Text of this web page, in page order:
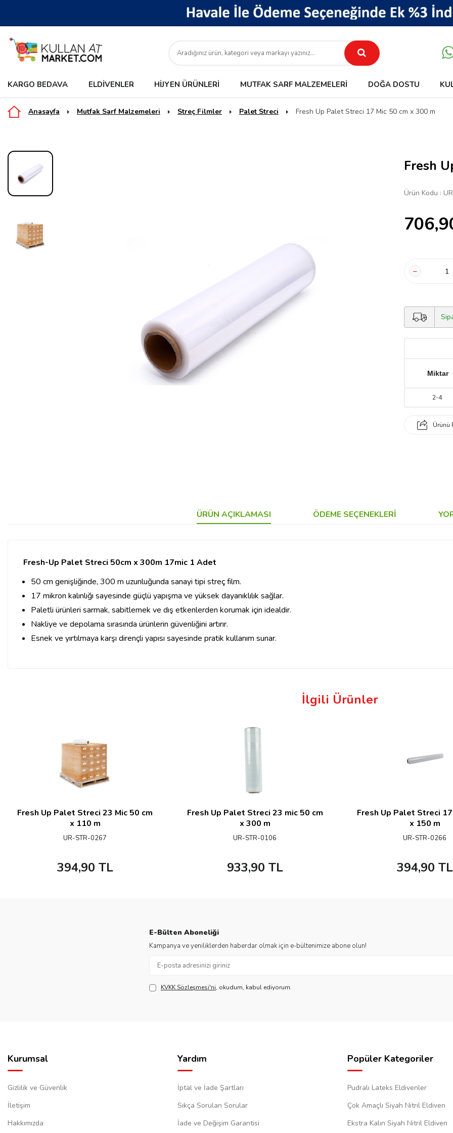
KARGO BEDAVA ELDIVENLER HIJYEN ÜRÜNLERI MUTFAK SARF MALZEMELERI DOĞA DOSTU
Anasayfa Mutfak Sarf Malzemeleri Streç Filmler Palet Streci Fresh Up Palet Streci 17 Mic 50 cm x 300 m
Fresh
Ürün Kodu :
Miktar
2-4
Ürünü
ÜRÜN AÇIKLAMASI ÖDEME SEÇENEKLERI
Fresh-Up Palet Streci 50cm x 300m 17mic 1 Adet
50 cm genişliğinde, 300 m uzunluğunda sanayi tipi streç film.
17 mikron kalınlığı sayesinde güçlü yapışma ve yüksek dayanıklılık sağlar.
Paletli ürünleri sarmak, sabitlemek ve dış etkenlerden korumak için idealdir.
Nakliye ve depolama sırasında ürünlerin güvenliğini artırır.
Esnek ve yırtılmaya karşı dirençli yapısı sayesinde pratik kullanım sunar.
İlgili Ürünler
Fresh Up Palet Streci 23 Mic 50 cm
x 110 m
UR-STR-0267
394,90 TL
Fresh Up Palet Streci 23 mic 50 cm
x 300 m
UR-STR-0106
933,90 TL
Fresh Up Palet Streci
x 150 m
UR-STR-0266
394,90 TL
E-Bülten Aboneliği
Kampanya ve yeniliklerden haberdar olmak için e-bültenimize abone olun!
KVKK Sözleşmesi'ni, okudum, kabul ediyorum.
Kurumsal
Gizlilik ve Güvenlik
İletişim
Hakkımızda
Yardım
İptal ve İade Şartları
Sıkça Sorulan Sorular
İade ve Değişim Garantisi
Popüler Kategoriler
Pudralı Lateks Eldivenler
Çok Amaçlı Siyah Nitril Eldiven
Ekstra Kalın Siyah Nitril Eldiven